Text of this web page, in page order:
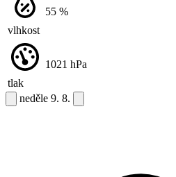
vlhkost
55 %
tlak
1021 hPa
neděle 9. 8.